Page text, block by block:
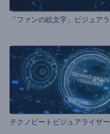
テクノビートビジュアライザー